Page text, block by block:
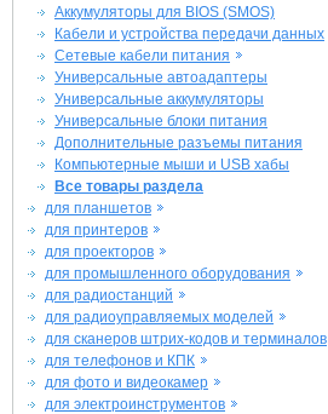
Аккумуляторы для BIOS (SMOS)
Кабели и устройства передачи данных
Сетевые кабели питания
Универсальные автоадаптеры
Универсальные аккумуляторы
Универсальные блоки питания
Дополнительные разъемы питания
Компьютерные мыши и USB хабы
Все товары раздела
для планшетов
для принтеров
для проекторов
для промышленного оборудования
для радиостанций
для радиоуправляемых моделей
для сканеров штрих-кодов и терминалов
для телефонов и КПК
для фото и видеокамер
для электроинструментов